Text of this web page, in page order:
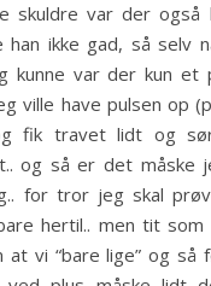
skuldre var der også
han ikke gad, så selv
kunne var der kun et
ville have pulsen op
fik travet lidt og
og så er det måske
for tror jeg skal
hertil.. men tit
at vi “bare lige” og så